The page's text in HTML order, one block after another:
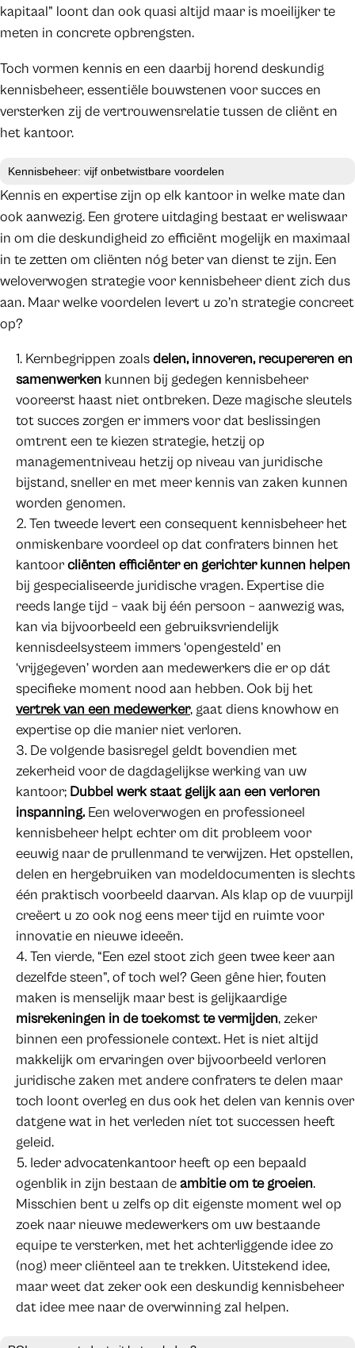
kapitaal” loont dan ook quasi altijd maar is moeilijker te
meten in concrete opbrengsten.
Toch vormen kennis en een daarbij horend deskundig
kennisbeheer, essentiële bouwstenen voor succes en
versterken zij de vertrouwensrelatie tussen de cliënt en
het kantoor.
Kennisbeheer: vijf onbetwistbare voordelen
Kennis en expertise zijn op elk kantoor in welke mate dan
ook aanwezig. Een grotere uitdaging bestaat er weliswaar
in om die deskundigheid zo efficiënt mogelijk en maximaal
in te zetten om cliënten nóg beter van dienst te zijn. Een
weloverwogen strategie voor kennisbeheer dient zich dus
aan. Maar welke voordelen levert u zo’n strategie concreet
op?
Kernbegrippen zoalsdelen, innoveren, recupereren en
samenwerken kunnen bij gedegen kennisbeheer
vooreerst haast niet ontbreken. Deze magische sleutels
tot succes zorgen er immers voor dat beslissingen
omtrent een te kiezen strategie, hetzij op
managementniveau hetzij op niveau van juridische
bijstand, sneller en met meer kennis van zaken kunnen
worden genomen.
Ten tweede levert een consequent kennisbeheer het
onmiskenbare voordeel op dat confraters binnen het
kantoorcliënten efficiënter en gerichter kunnen helpen
bij gespecialiseerde juridische vragen. Expertise die
reeds lange tijd – vaak bij één persoon – aanwezig was,
kan via bijvoorbeeld een gebruiksvriendelijk
kennisdeelsysteem immers ‘opengesteld’ en
‘vrijgegeven’ worden aan medewerkers die er op dát
specifieke moment nood aan hebben. Ook bij het
vertrek van een medewerker, gaat diens knowhow en
expertise op die manier niet verloren.
De volgende basisregel geldt bovendien met
zekerheid voor de dagdagelijkse werking van uw
kantoor; Dubbel werk staat gelijk aan een verloren
inspanning. Een weloverwogen en professioneel
kennisbeheer helpt echter om dit probleem voor
eeuwig naar de prullenmand te verwijzen. Het opstellen,
delen en hergebruiken van modeldocumenten is slechts
één praktisch voorbeeld daarvan. Als klap op de vuurpijl
creëert u zo ook nog eens meer tijd en ruimte voor
innovatie en nieuwe ideeën.
Ten vierde, “Een ezel stoot zich geen twee keer aan
dezelfde steen”, of toch wel? Geen gêne hier, fouten
maken is menselijk maar best is gelijkaardige
misrekeningen in de toekomst te vermijden, zeker
binnen een professionele context. Het is niet altijd
makkelijk om ervaringen over bijvoorbeeld verloren
juridische zaken met andere confraters te delen maar
toch loont overleg en dus ook het delen van kennis over
datgene wat in het verleden níet tot successen heeft
geleid.
Ieder advocatenkantoor heeft op een bepaald
ogenblik in zijn bestaan deambitie om te groeien.
Misschien bent u zelfs op dit eigenste moment wel op
zoek naar nieuwe medewerkers om uw bestaande
equipe te versterken, met het achterliggende idee zo
(nog) meer cliënteel aan te trekken. Uitstekend idee,
maar weet dat zeker ook een deskundig kennisbeheer
dat idee mee naar de overwinning zal helpen.